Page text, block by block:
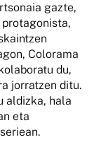
gazte,
Colorama
du,
jorratzen ditu.
aldizka, hala
eta